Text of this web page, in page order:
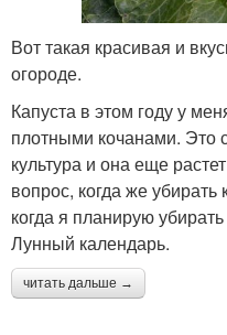
Вот такая красивая и
огороде.
Капуста в этом году у
плотными кочанами. Это
культура и она еще
вопрос, когда же
когда я планирую
Лунный календарь.
читать дальше →